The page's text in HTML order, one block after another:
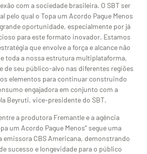
com a sociedade brasileira. O SBT ser
pelo qual o Topa um Acordo Pague Menos
oportunidade, especialmente por já
para este formato inovador. Estamos
que envolve a força e alcance não
toda a nossa estrutura multiplataforma,
de seu público-alvo nas diferentes regiões
elementos para continuar construindo
engajadora em conjunto com a
Beyruti, vice-presidente do SBT.
a produtora Fremantle e a agência
um Acordo Pague Menos” segue uma
emissora CBS Americana, demonstrando
sucesso e longevidade para o público